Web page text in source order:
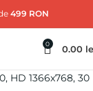
499 RON
0 0.00